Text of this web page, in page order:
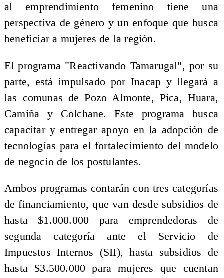
al emprendimiento femenino tiene una
perspectiva de género y un enfoque que busca
beneficiar a mujeres de la región.
El programa "Reactivando Tamarugal", por su
parte, está impulsado por Inacap y llegará a
las comunas de Pozo Almonte, Pica, Huara,
Camiña y Colchane. Este programa busca
capacitar y entregar apoyo en la adopción de
tecnologías para el fortalecimiento del modelo
de negocio de los postulantes.
Ambos programas contarán con tres categorías
de financiamiento, que van desde subsidios de
hasta $1.000.000 para emprendedoras de
segunda categoría ante el Servicio de
Impuestos Internos (SII), hasta subsidios de
hasta $3.500.000 para mujeres que cuentan